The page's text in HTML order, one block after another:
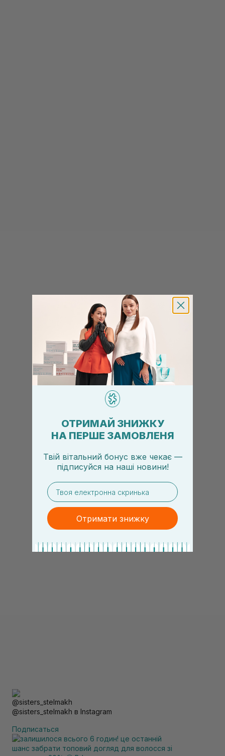
@sisters_stelmakh в Instagram
Подписаться
ОТРИМАЙ ЗНИЖКУ
НА ПЕРШЕ ЗАМОВЛЕНЯ
Твій вітальний бонус вже чекає —
підписуйся на наші новини!
email
Отримати знижку